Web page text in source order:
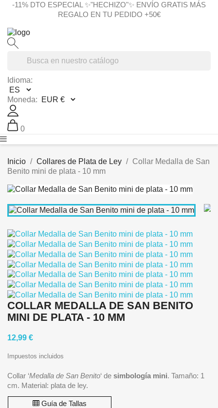
-11% DTO ESPECIAL ✨"HECHIZO"✨ ENVÍO GRATIS MÁS
REGALO EN TU PEDIDO +50€
Idioma:
Moneda:
0
Inicio Collares de Plata de Ley
Collar Medalla de San
Benito mini de plata - 10 mm
COLLAR MEDALLA DE SAN BENITO
MINI DE PLATA - 10 MM
12,99 €
Impuestos incluidos
Collar ‘Medalla de San Benito‘ de simbología mini. Tamaño: 1
cm. Material: plata de ley.
Guía de Tallas